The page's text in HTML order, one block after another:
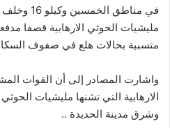
في مناطق
مليشيات الحوثي الارهابية قصفا
متسببة بحالات هلع في صفوف
واشارت المصادر إلى أن القوات
الارهابية التي تشنها مليشيات
وشرق مدينة الحديدة ..